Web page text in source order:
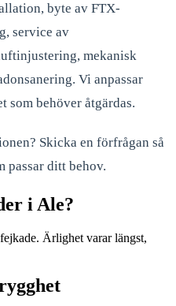
byte av FTX-
service av
mekanisk
Vi anpassar
som behöver åtgärdas.
Skicka en förfrågan så
passar ditt behov.
i Ale?
Ärlighet varar längst,